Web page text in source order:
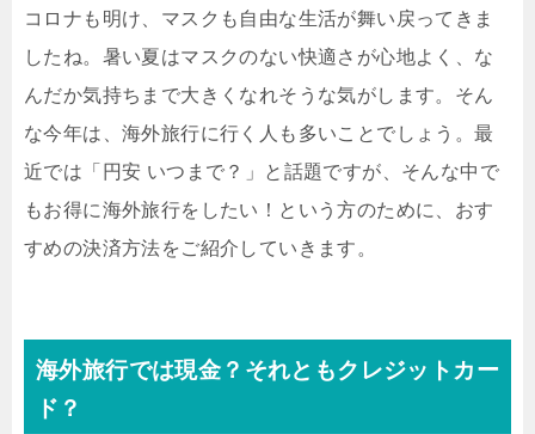
コロナも明け、マスクも自由な生活が舞い戻ってきま
したね。暑い夏はマスクのない快適さが心地よく、な
んだか気持ちまで大きくなれそうな気がします。そん
な今年は、海外旅行に行く人も多いことでしょう。最
近では「円安 いつまで？」と話題ですが、そんな中で
もお得に海外旅行をしたい！という方のために、おす
すめの決済方法をご紹介していきます。
海外旅行では現金？それともクレジットカー
ド？